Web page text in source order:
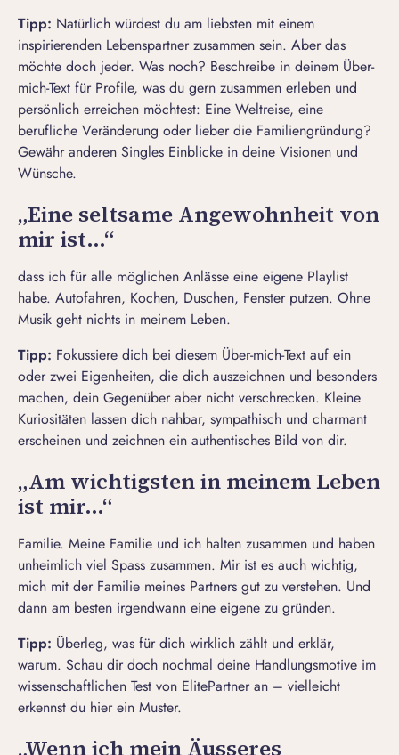
Tipp: Natürlich würdest du am liebsten mit einem
inspirierenden Lebenspartner zusammen sein. Aber das
möchte doch jeder. Was noch? Beschreibe in deinem Über-
mich-Text für Profile, was du gern zusammen erleben und
persönlich erreichen möchtest: Eine Weltreise, eine
berufliche Veränderung oder lieber die Familiengründung?
Gewähr anderen Singles Einblicke in deine Visionen und
Wünsche.
„Eine seltsame Angewohnheit von
mir ist…“
dass ich für alle möglichen Anlässe eine eigene Playlist
habe. Autofahren, Kochen, Duschen, Fenster putzen. Ohne
Musik geht nichts in meinem Leben.
Tipp: Fokussiere dich bei diesem Über-mich-Text auf ein
oder zwei Eigenheiten, die dich auszeichnen und besonders
machen, dein Gegenüber aber nicht verschrecken. Kleine
Kuriositäten lassen dich nahbar, sympathisch und charmant
erscheinen und zeichnen ein authentisches Bild von dir.
„Am wichtigsten in meinem Leben
ist mir…“
Familie. Meine Familie und ich halten zusammen und haben
unheimlich viel Spass zusammen. Mir ist es auch wichtig,
mich mit der Familie meines Partners gut zu verstehen. Und
dann am besten irgendwann eine eigene zu gründen.
Tipp: Überleg, was für dich wirklich zählt und erklär,
warum. Schau dir doch nochmal deine Handlungsmotive im
wissenschaftlichen Test von ElitePartneran – vielleicht
erkennst du hier ein Muster.
„Wenn ich mein Äusseres